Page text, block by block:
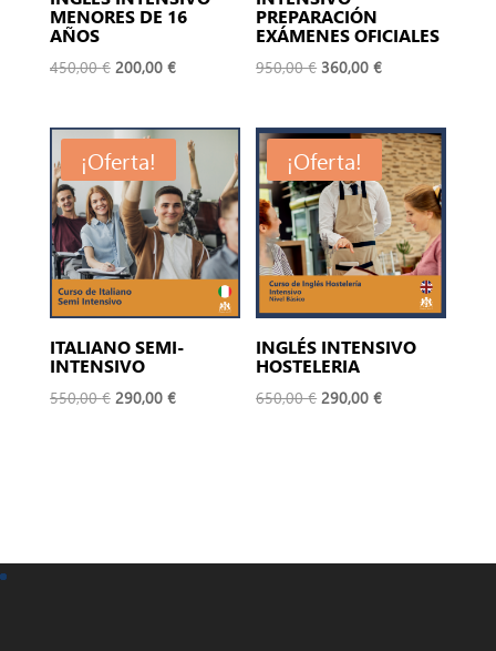
MENORES DE 16
AÑOS
450,00€ El
original
era:
450,00 €.
200,00 €El
actual
es:
200,00 €.
PREPARACIÓN
EXÁMENES OFICIALES
950,00€ El
original
era:
950,00 €.
360,00€El
actual
es:
360,00 €.
¡Oferta!
ITALIANO SEMI-
INTENSIVO
550,00€ El
290,00 €El
¡Oferta!
INGLÉS INTENSIVO
HOSTELERIA
650,00€ El
290,00€El